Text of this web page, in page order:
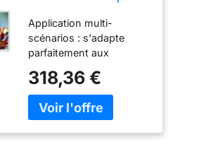
Pouces, 27 Pouces,
32 Pouces, Écran
IPS, Écran HD
1080P, Machine
Publicitaire Murale,
Facile À
Installer(White,27
inch)
Application multi-
scénarios : s'adapte
parfaitement aux
supermarchés, centres
commerciaux, hôpitaux,
halls d'exposition,
318,36 €